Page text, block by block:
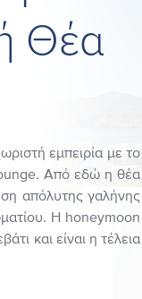
Θέα
εμπειρία με το
Από εδώ η θέα
απόλυτης γαλήνης
Η honeymoon
και είναι η τέλεια